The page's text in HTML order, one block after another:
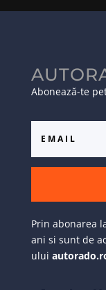
Abonează-te
Prin abonarea
ani si sunt de
ului